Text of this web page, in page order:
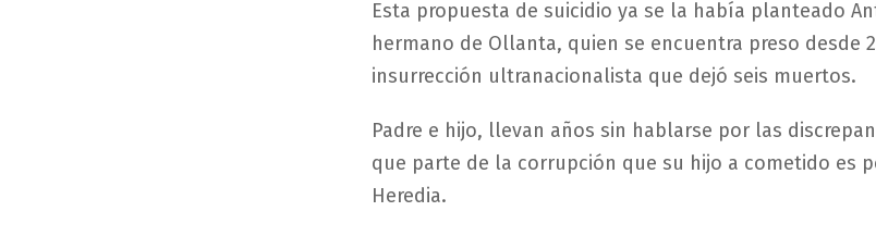
Esta propuesta de suicidio ya se la había planteado
hermano de Ollanta, quien se encuentra preso desde
insurrección ultranacionalista que dejó seis muertos.
Padre e hijo, llevan años sin hablarse por las
que parte de la corrupción que su hijo a cometido es
Heredia.